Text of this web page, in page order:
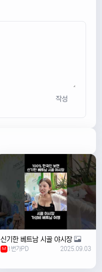
작성
신기한 베트남 시골 야시장
M 1번가PD 2025.09.03